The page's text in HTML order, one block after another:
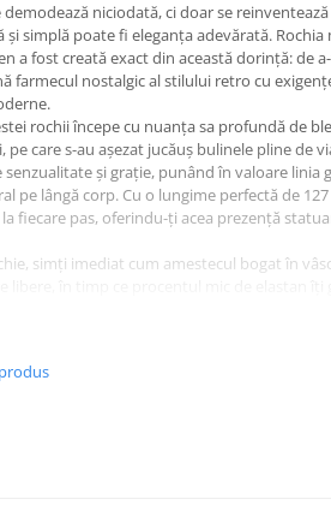
demodează niciodată, ci doar se
simplă poate fi eleganța adevărată.
a fost creată exact din această dorință: de
farmecul nostalgic al stilului retro cu
rochii începe cu nuanța sa profundă de
care s-au așezat jucăuș bulinele pline de
și grație, punând în valoare linia
pe lângă corp. Cu o lungime perfectă de
fiecare pas, oferindu-ți acea prezență
simți imediat cum amestecul bogat în
Este piesa ideală care te transformă
importantă de afaceri, la o plimbare
feminitate pură, stil clasic și confort